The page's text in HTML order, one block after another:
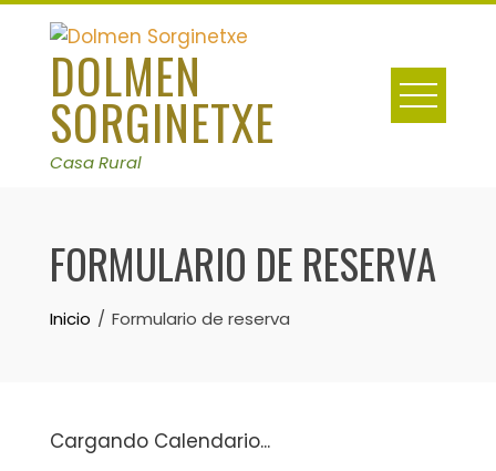
Skip
contentDOLMEN
SORGINETXE
Casa Rural
FORMULARIO DE RESERVA
Inicio Formulario de reserva
Cargando Calendario...